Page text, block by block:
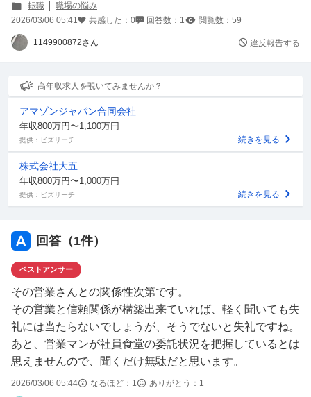
転職
職場の悩み
2026/03/06 05:41
共感した： 0 回答数： 1 閲覧数： 59
1149900872さん 違反報告する
高年収求人を覗いてみませんか？
アマゾンジャパン合同会社
年収800万円〜1,100万円
提供：ビズリーチ 続きを見る
株式会社大五
年収800万円〜1,000万円
提供：ビズリーチ 続きを見る
回答（1件）
ベストアンサー
その営業さんとの関係性次第です。
その営業と信頼関係が構築出来ていれば、軽く聞いても失
礼には当たらないでしょうが、そうでないと失礼ですね。
あと、営業マンが社員食堂の委託状況を把握しているとは
思えませんので、聞くだけ無駄だと思います。
2026/03/06 05:44 なるほど： 1 ありがとう： 1